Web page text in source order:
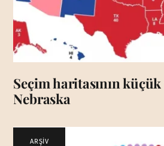
Seçim haritasının
Nebraska
ARŞİV